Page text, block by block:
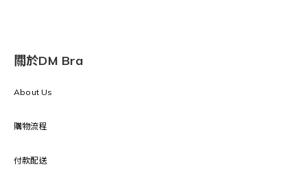
關於DM Bra
About Us
購物流程
付款配送